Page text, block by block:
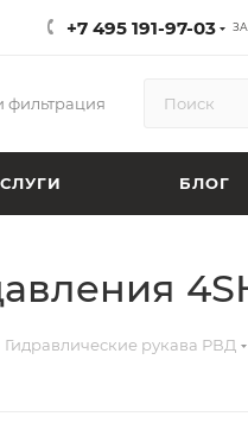
+7 495 191-97-03
фильтрация
БЛОГ
Гидравлические рукава РВД